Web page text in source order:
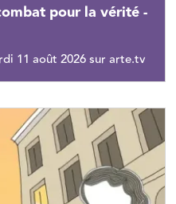
pour la vérité -
11 août 2026 sur arte.tv